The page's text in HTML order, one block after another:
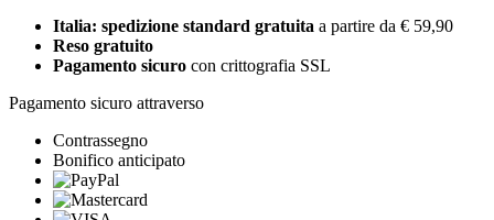
Italia: spedizione standard gratuita a partire da € 59,90
Reso gratuito
Pagamento sicuro con crittografia SSL
Pagamento sicuro attraverso
Contrassegno
Bonifico anticipato